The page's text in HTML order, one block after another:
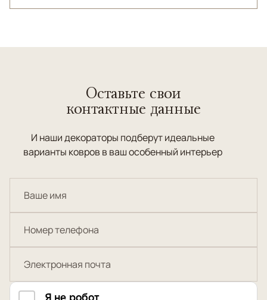
Оставьте свои
контактные данные
И наши декораторы подберут идеальные
варианты ковров в ваш особенный интерьер